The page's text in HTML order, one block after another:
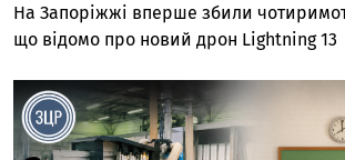
На Запоріжжі вперше збили
що відомо про новий дрон Lightning 13